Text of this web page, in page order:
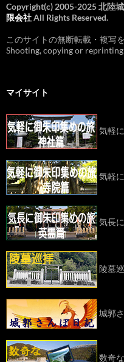
Copyright(c) 2005-2025 北陸
限会社All Rights Reserved.
このサイトの無断転載・複写
Shooting, copying or
マイサイト
気軽
気軽
気長
陵墓
城郭
数奇